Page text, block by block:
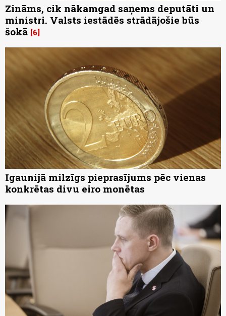
Zināms, cik nākamgad saņems deputāti un
ministri. Valsts iestādēs strādājošie būs
šokā 6
Igaunijā milzīgs pieprasījums pēc vienas
konkrētas divu eiro monētas